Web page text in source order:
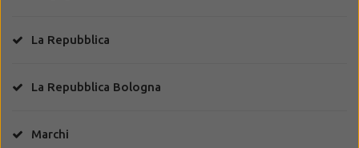
La Repubblica
La Repubblica Bologna
Marchi